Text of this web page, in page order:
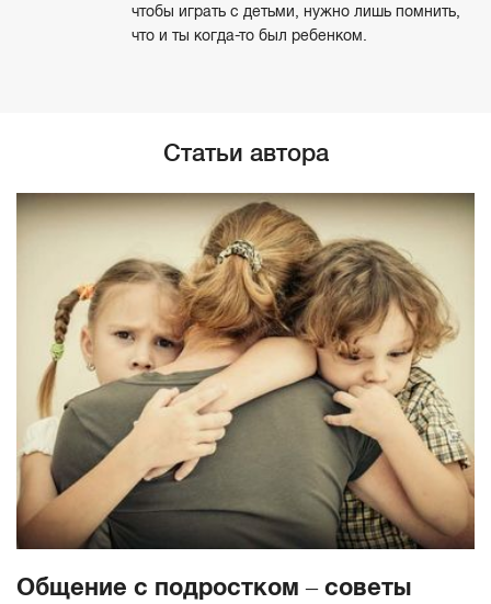
чтобы играть с детьми, нужно лишь помнить,
что и ты когда-то был ребенком.
Статьи автора
Общение с подростком – советы